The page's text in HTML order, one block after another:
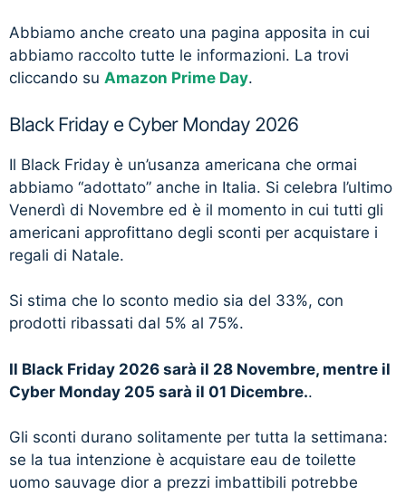
Abbiamo anche creato una pagina apposita in cui
abbiamo raccolto tutte le informazioni. La trovi
cliccando su Amazon Prime Day.
Black Friday e Cyber Monday 2026
Il Black Friday è un’usanza americana che ormai
abbiamo “adottato” anche in Italia. Si celebra l’ultimo
Venerdì di Novembre ed è il momento in cui tutti gli
americani approfittano degli sconti per acquistare i
regali di Natale.
Si stima che lo sconto medio sia del 33%, con
prodotti ribassati dal 5% al 75%.
Il Black Friday 2026 sarà il 28 Novembre, mentre il
Cyber Monday 205 sarà il 01 Dicembre..
Gli sconti durano solitamente per tutta la settimana:
se la tua intenzione è acquistare eau de toilette
uomo sauvage dior a prezzi imbattibili potrebbe